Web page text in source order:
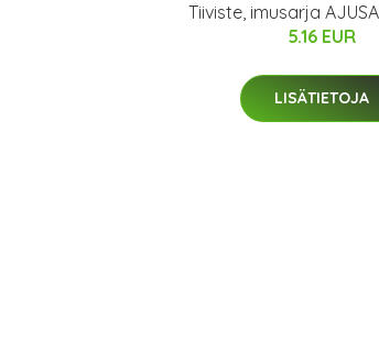
Tiiviste, imusarja
5.16 EUR
LISÄTIETOJA